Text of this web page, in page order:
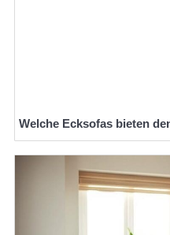
Welche Ecksofas bieten